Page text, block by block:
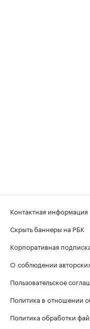
Контактная информация
Скрыть баннеры на РБК
Корпоративная
О соблюдении
Пользовательское
Политика в отношении
Политика обработки